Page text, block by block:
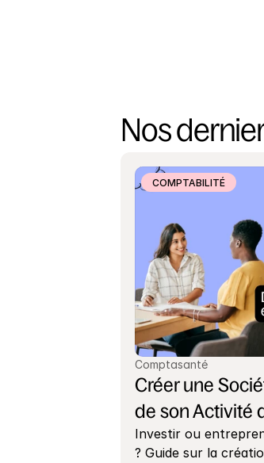
Nos
COMPTABILITÉ
Comptasanté
Créer une
de son Activité
Investir ou
? Guide sur la